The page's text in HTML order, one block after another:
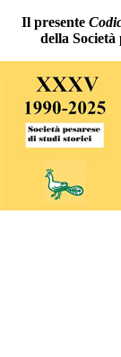
Il presente Co
della Società